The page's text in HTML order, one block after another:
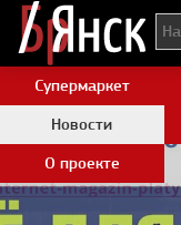
Супермаркет
Новости
О проекте